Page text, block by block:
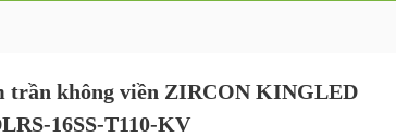
trần không viền ZIRCON KINGLED
16SS-T110-KV